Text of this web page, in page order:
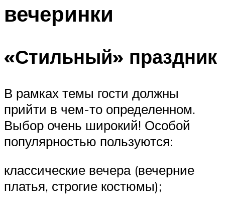
Меню
вечеринки
«Стильный» праздник
В рамках темы гости должны
прийти в чем-то определенном.
Выбор очень широкий! Особой
популярностью пользуются:
классические вечера (вечерние
платья, строгие костюмы);